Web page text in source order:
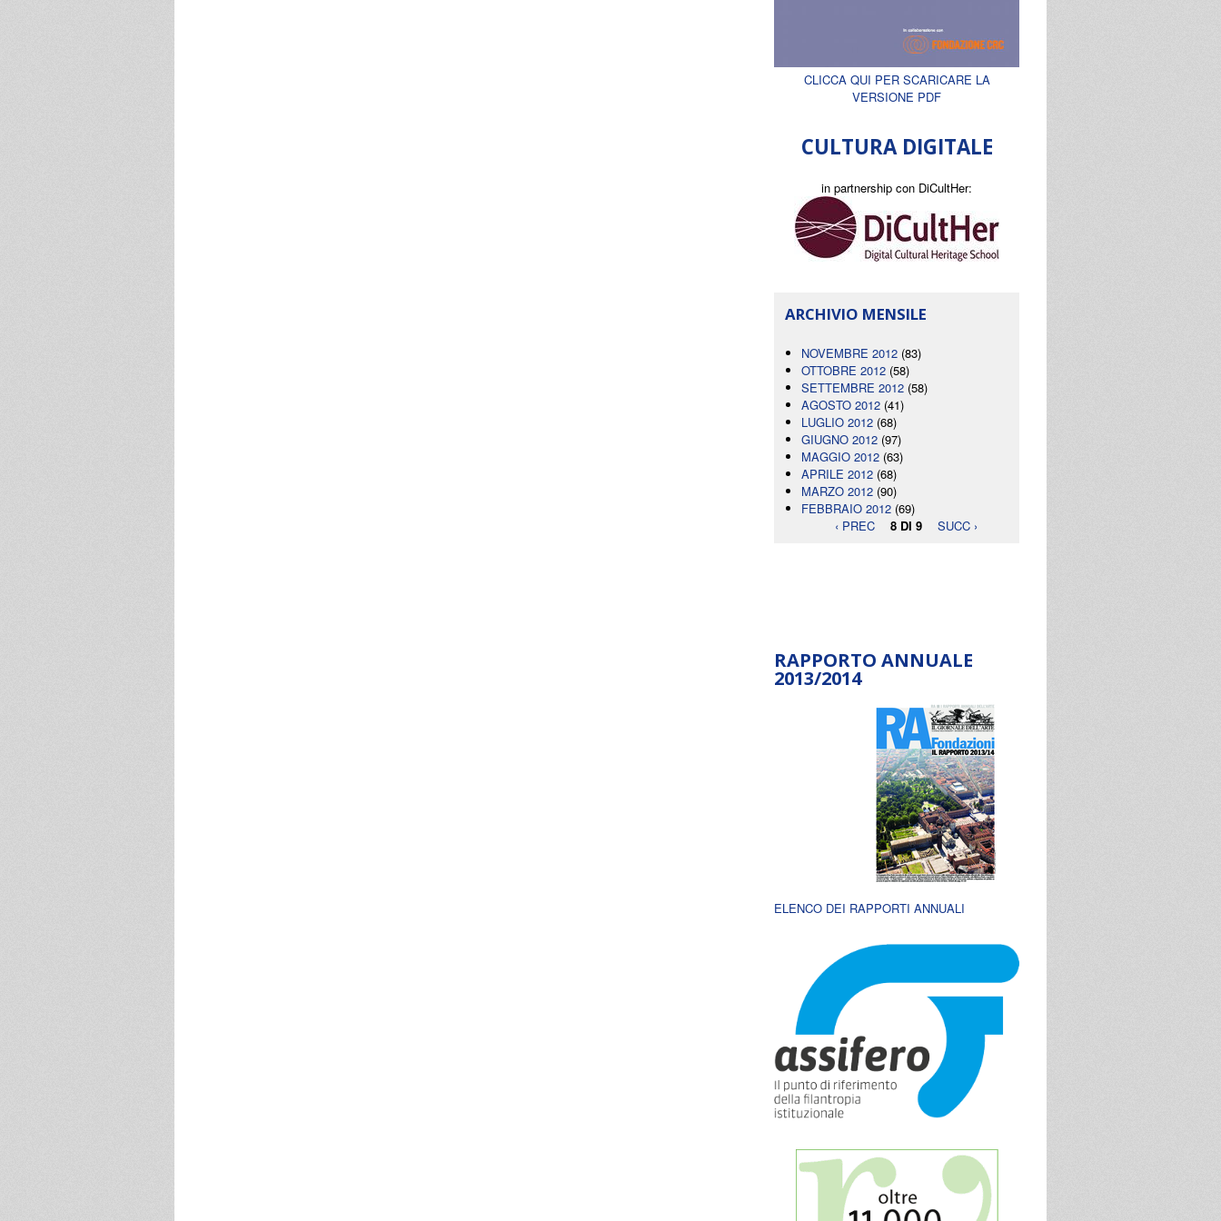
CLICCA QUI PER SCARICARE LA
VERSIONE PDF
CULTURA DIGITALE
in partnership con DiCultHer:
ARCHIVIO MENSILE
NOVEMBRE 2012 (83)
OTTOBRE 2012 (58)
SETTEMBRE 2012 (58)
AGOSTO 2012 (41)
LUGLIO 2012 (68)
GIUGNO 2012 (97)
MAGGIO 2012 (63)
APRILE 2012 (68)
MARZO 2012 (90)
FEBBRAIO 2012 (69)
‹ PREC
8 DI 9 SUCC ›
RAPPORTO ANNUALE
2013/2014
ELENCO DEI RAPPORTI ANNUALI